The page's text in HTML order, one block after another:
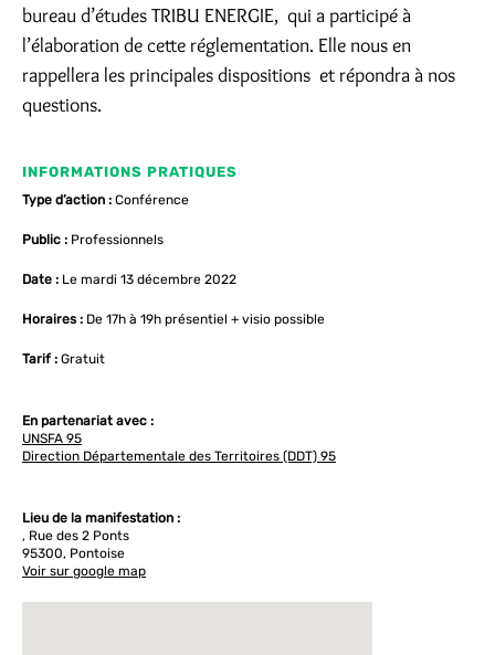
bureau d’études TRIBU ENERGIE, qui a participé à
l’élaboration de cette réglementation. Elle nous en
rappellera les principales dispositions et répondra à nos
questions.
INFORMATIONS PRATIQUES
Type d’action : Conférence
Public : Professionnels
Date : Le mardi 13 décembre 2022
Horaires : De 17h à 19h présentiel + visio possible
Tarif : Gratuit
En partenariat avec :
UNSFA 95
Direction Départementale des Territoires (DDT) 95
Lieu de la manifestation :
, Rue des 2 Ponts
95300, Pontoise
Voir sur google map